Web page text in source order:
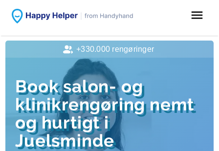
menu
Book salon- og
klinikrengøring nemt
og hurtigt i
Juelsminde
+330.000 rengøringer